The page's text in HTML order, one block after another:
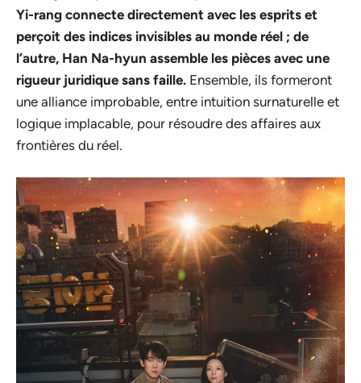
Yi-rang connecte directement avec les esprits et
perçoit des indices invisibles au monde réel ; de
l’autre, Han Na-hyun assemble les pièces avec une
rigueur juridique sans faille. Ensemble, ils formeront
une alliance improbable, entre intuition surnaturelle et
logique implacable, pour résoudre des affaires aux
frontières du réel.